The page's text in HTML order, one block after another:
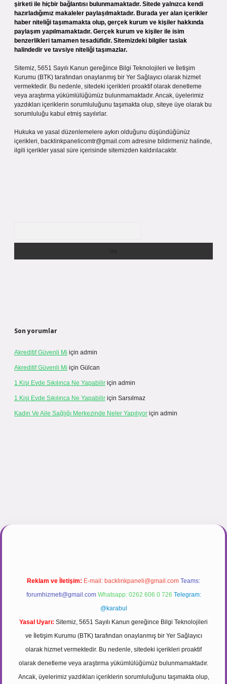
şirketi ile hiçbir bağlantısı bulunmamaktadır. Sitede yalnızca kendi
hazırladığımız makaleler paylaşılmaktadır. Burada yer alan içerikler
haber niteliği taşımamakta olup, gerçek kurum ve kişiler hakkında
paylaşım yapılmamaktadır. Gerçek kurum ve kişiler ile isim
benzerlikleri tamamen tesadüfidir. Sitemizdeki bilgiler taslak
halindedir ve tavsiye niteliği taşımazlar.
Sitemiz, 5651 Sayılı Kanun gereğince Bilgi Teknolojileri ve İletişim
Kurumu (BTK) tarafından onaylanmış bir Yer Sağlayıcı olarak hizmet
vermektedir. Bu nedenle, sitedeki içerikleri proaktif olarak denetleme
veya araştırma yükümlülüğümüz bulunmamaktadır. Ancak, üyelerimiz
yazdıkları içeriklerin sorumluluğunu taşımakta olup, siteye üye olarak bu
sorumluluğu kabul etmiş sayılırlar.
Hukuka ve yasal düzenlemelere aykırı olduğunu düşündüğünüz
içerikleri, backlinkpanelicomtr@gmail.com adresine bildirmeniz halinde,
ilgili içerikler yasal süre içerisinde sitemizden kaldırılacaktır.
Son yorumlar
Akreditif Güvenli Mi için admin
Akreditif Güvenli Mi için Gülcan
1 Kişi Evde Sıkılınca Ne Yapabilir için admin
1 Kişi Evde Sıkılınca Ne Yapabilir için Sarsılmaz
Kadın Ve Aile Sağlığı Merkezinde Neler Yapılıyor için admin
Reklam ve İletişim: E-mail: backlinkpaneli@gmail.com Teams:
forumhizmeti@gmail.com Whatsapp: 0262 606 0 726 Telegram:
@karabul
Yasal Uyarı: Sitemiz, 5651 Sayılı Kanun gereğince Bilgi Teknolojileri
ve İletişim Kurumu (BTK) tarafından onaylanmış bir Yer Sağlayıcı
olarak hizmet vermektedir. Bu nedenle, sitedeki içerikleri proaktif
olarak denetleme veya araştırma yükümlülüğümüz bulunmamaktadır.
Ancak, üyelerimiz yazdıkları içeriklerin sorumluluğunu taşımakta olup,